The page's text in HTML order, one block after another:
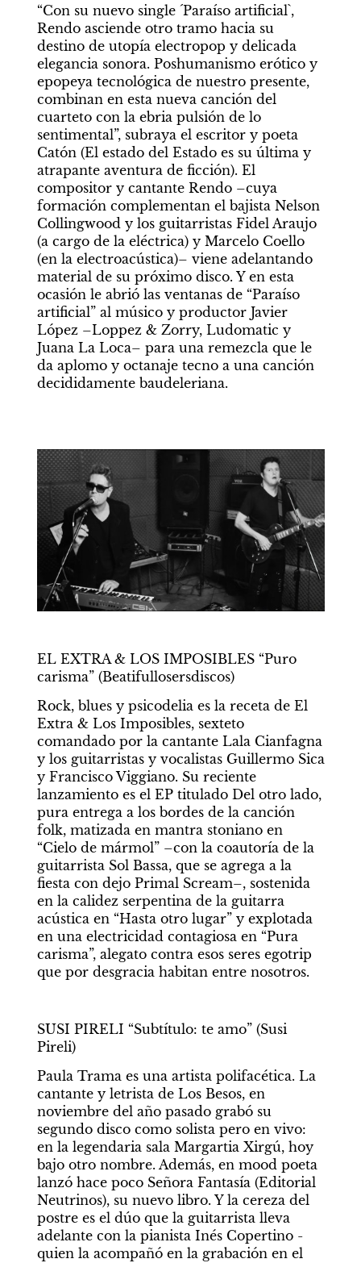
“Con su nuevo single ´Paraíso artificial`,
Rendo asciende otro tramo hacia su
destino de utopía electropop y delicada
elegancia sonora. Poshumanismo erótico y
epopeya tecnológica de nuestro presente,
combinan en esta nueva canción del
cuarteto con la ebria pulsión de lo
sentimental”, subraya el escritor y poeta
Catón (El estado del Estado es su última y
atrapante aventura de ficción). El
compositor y cantante Rendo –cuya
formación complementan el bajista Nelson
Collingwood y los guitarristas Fidel Araujo
(a cargo de la eléctrica) y Marcelo Coello
(en la electroacústica)– viene adelantando
material de su próximo disco. Y en esta
ocasión le abrió las ventanas de “Paraíso
artificial” al músico y productor Javier
López –Loppez & Zorry, Ludomatic y
Juana La Loca– para una remezcla que le
da aplomo y octanaje tecno a una canción
decididamente baudeleriana.
EL EXTRA & LOS IMPOSIBLES “Puro
carisma” (Beatifullosersdiscos)
Rock, blues y psicodelia es la receta de El
Extra & Los Imposibles, sexteto
comandado por la cantante Lala Cianfagna
y los guitarristas y vocalistas Guillermo Sica
y Francisco Viggiano. Su reciente
lanzamiento es el EP titulado Del otro lado,
pura entrega a los bordes de la canción
folk, matizada en mantra stoniano en
“Cielo de mármol” –con la coautoría de la
guitarrista Sol Bassa, que se agrega a la
fiesta con dejo Primal Scream–, sostenida
en la calidez serpentina de la guitarra
acústica en “Hasta otro lugar” y explotada
en una electricidad contagiosa en “Pura
carisma”, alegato contra esos seres egotrip
que por desgracia habitan entre nosotros.
SUSI PIRELI “Subtítulo: te amo” (Susi
Pireli)
Paula Trama es una artista polifacética. La
cantante y letrista de Los Besos, en
noviembre del año pasado grabó su
segundo disco como solista pero en vivo:
en la legendaria sala Margartia Xirgú, hoy
bajo otro nombre. Además, en mood poeta
lanzó hace poco Señora Fantasía (Editorial
Neutrinos), su nuevo libro. Y la cereza del
postre es el dúo que la guitarrista lleva
adelante con la pianista Inés Copertino -
quien la acompañó en la grabación en el